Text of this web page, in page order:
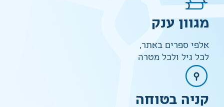
מגוון ענק
אלפי ספרים באתר,
לכל גיל ולכל מטרה
קניה בטוחה